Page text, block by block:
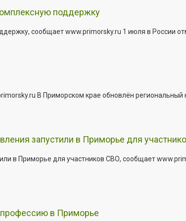
поддержку
сообщает www.primorsky.ru 1 июля в России
В Приморском крае обновлён
запустили в Приморье для
в Приморье для участников СВО, сообщает
профессию в Приморье